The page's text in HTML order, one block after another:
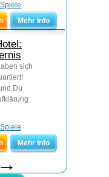
Mehr Info
sich
Du
Mehr Info
→